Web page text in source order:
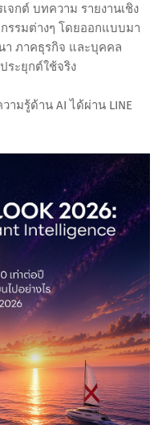
จกต์ บทความ รายงานเชิง
รรมต่างๆ โดยออกแบบมา
า ภาคธุรกิจ และบุคคล
ระยุกต์ใช้จริง
มรู้ด้าน AI ได้ผ่าน LINE